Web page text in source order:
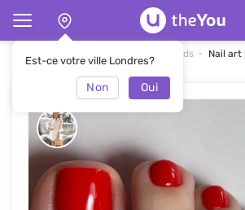
Est-ce votre ville Londres?
Non Oui
Page d'accueil Nail art pour les pieds Nail art